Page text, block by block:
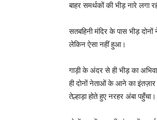
बाहर समर्थकों की भीड़ नारे
सतबहिनी मंदिर के पास भीड़
लेकिन ऐसा नहीं हुआ।
गाड़ी के अंदर से ही भीड़ का
ही दोनों नेताओं के आने का इंतज़ार
तेल्हाड़ा होते हुए नरहर अंबा पहुँचा।